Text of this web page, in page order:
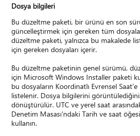
Dosya bilgileri
Bu düzeltme paketi, bir ürünü en son
güncelleştirmek için gereken tüm
düzeltme paketi, yalnızca bu makalede
için gereken dosyaları içerir.
Bu düzeltme paketinin genel sürümü,
için Microsoft Windows Installer paketi
bu dosyaların Koordinatlı Evrensel
listelenir. Dosya bilgilerini
dönüştürülür. UTC ve yerel saat
Denetim Masası'ndaki Tarih ve saat
kullanın.